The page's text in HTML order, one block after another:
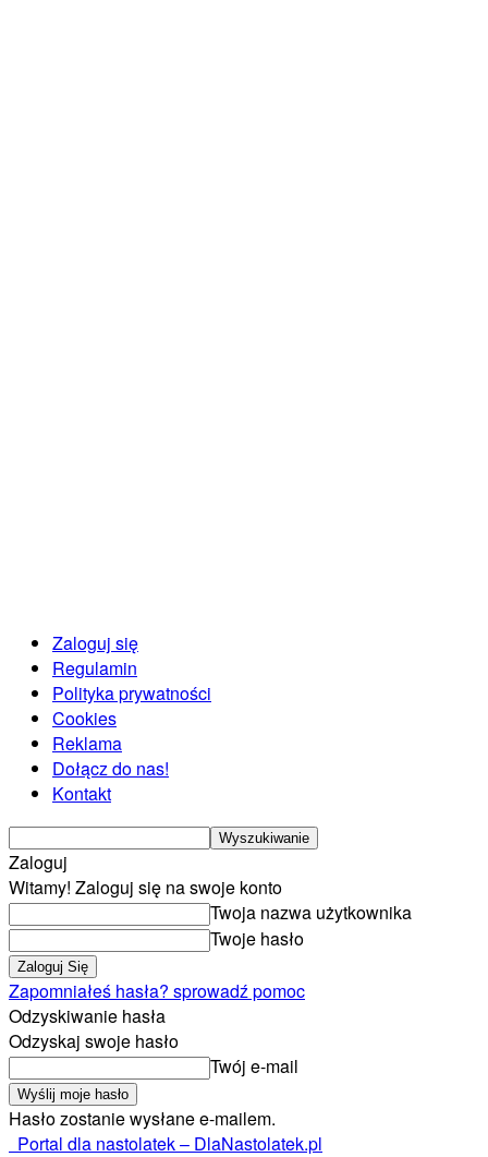
Zaloguj się
Regulamin
Polityka prywatności
Cookies
Reklama
Dołącz do nas!
Kontakt
Zaloguj
Witamy! Zaloguj się na swoje konto
Twoja nazwa użytkownika
Twoje hasło
Zapomniałeś hasła? sprowadź pomoc
Odzyskiwanie hasła
Odzyskaj swoje hasło
Twój e-mail
Hasło zostanie wysłane e-mailem.
Portal dla nastolatek – DlaNastolatek.pl